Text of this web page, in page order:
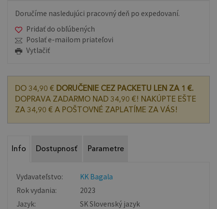
Doručíme nasledujúci pracovný deň po expedovaní.
Pridať do obľúbených
Poslať e-mailom priateľovi
Vytlačiť
DO 34,90 € DORUČENIE CEZ PACKETU LEN ZA 1 €.
DOPRAVA ZADARMO NAD 34,90 €! NAKÚPTE EŠTE
ZA 34,90 € A POŠTOVNÉ ZAPLATÍME ZA VÁS!
Info Dostupnosť Parametre
Vydavateľstvo:
KK Bagala
Rok vydania:
2023
Jazyk:
SK Slovenský jazyk